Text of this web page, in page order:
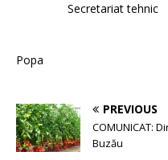
Secretariat tehnic
Popa
PREVIOUS
COMUNICAT:
Buzău